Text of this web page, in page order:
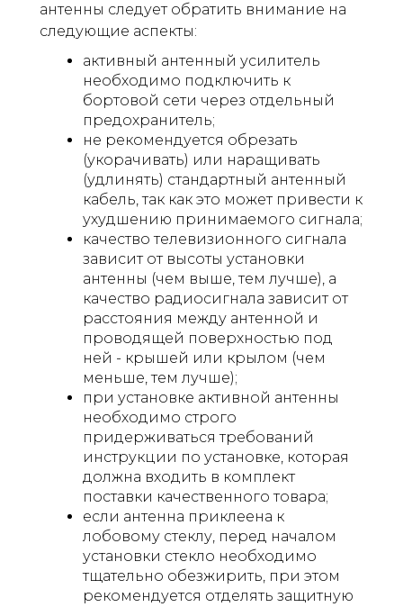
антенны следует обратить внимание на
следующие аспекты:
активный антенный усилитель
необходимо подключить к
бортовой сети через отдельный
предохранитель;
не рекомендуется обрезать
(укорачивать) или наращивать
(удлинять) стандартный антенный
кабель, так как это может привести к
ухудшению принимаемого сигнала;
качество телевизионного сигнала
зависит от высоты установки
антенны (чем выше, тем лучше), а
качество радиосигнала зависит от
расстояния между антенной и
проводящей поверхностью под
ней - крышей или крылом (чем
меньше, тем лучше);
при установке активной антенны
необходимо строго
придерживаться требований
инструкции по установке, которая
должна входить в комплект
поставки качественного товара;
если антенна приклеена к
лобовому стеклу, перед началом
установки стекло необходимо
тщательно обезжирить, при этом
рекомендуется отделять защитную